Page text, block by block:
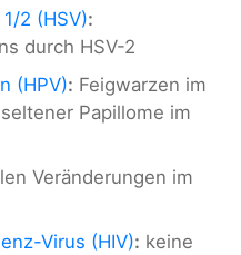
2 (HSV):
durch HSV-2
(HPV): Feigwarzen im
Papillome im
Veränderungen im
Virus (HIV): keine